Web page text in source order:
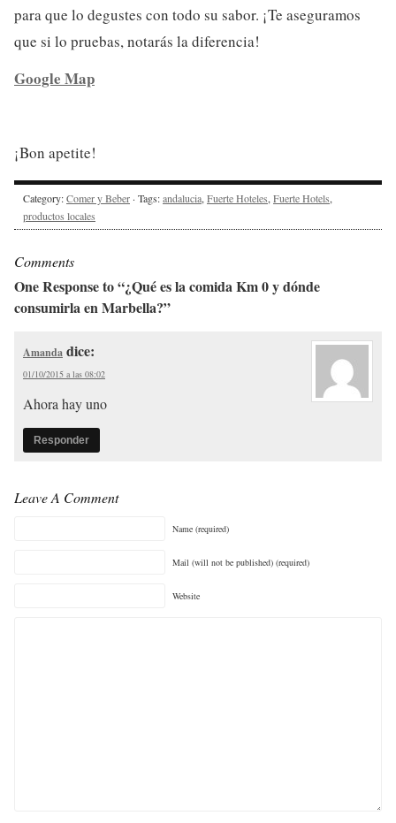
para que lo degustes con todo su sabor. ¡Te aseguramos
que si lo pruebas, notarás la diferencia!
Google Map
¡Bon apetite!
Category:Comer y Beber · Tags:andalucia, Fuerte Hoteles, Fuerte Hotels,
productos locales
Comments
One Response to “¿Qué es la comida Km 0 y dónde
consumirla en Marbella?”
Amanda dice:
01/10/2015 a las 08:02
Ahora hay uno
Responder
Leave A Comment
Name (required)
Mail (will not be published) (required)
Website